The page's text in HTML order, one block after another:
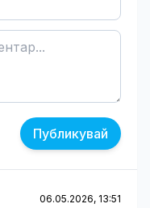
Публикувай
06.05.2026, 13:51